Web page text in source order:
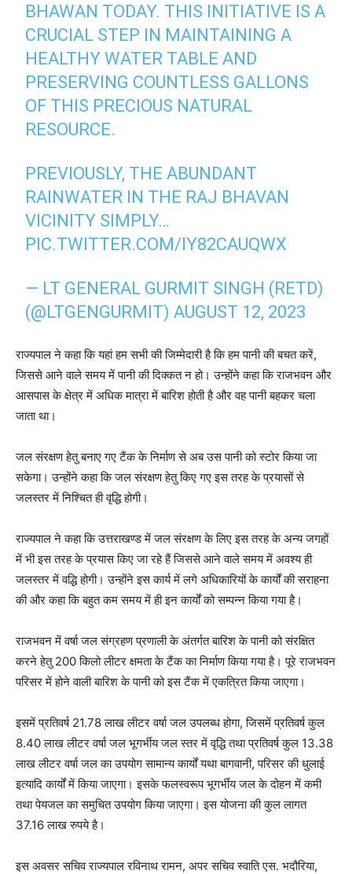
BHAWAN TODAY. THIS INITIATIVE IS A
CRUCIAL STEP IN MAINTAINING A
HEALTHY WATER TABLE AND
PRESERVING COUNTLESS GALLONS
OF THIS PRECIOUS NATURAL
RESOURCE.
PREVIOUSLY, THE ABUNDANT
RAINWATER IN THE RAJ BHAVAN
VICINITY SIMPLY…
PIC.TWITTER.COM/IY82CAUQWX
— LT GENERAL GURMIT SINGH (RETD)
(@LTGENGURMIT)AUGUST 12, 2023
राज्यपाल ने कहा कि यहां हम सभी की जिम्मेदारी है कि हम पानी की बचत करें,
जिससे आने वाले समय में पानी की दिक्कत न हो। उन्होंने कहा कि राजभवन और
आसपास के क्षेत्र में अधिक मात्रा में बारिश होती है और वह पानी बहकर चला
जाता था।
जल संरक्षण हेतु बनाए गए टैंक के निर्माण से अब उस पानी को स्टोर किया जा
सकेगा। उन्होंने कहा कि जल संरक्षण हेतु किए गए इस तरह के प्रयासों से
जलस्तर में निश्चित ही वृद्धि होगी।
राज्यपाल ने कहा कि उत्तराखण्ड में जल संरक्षण के लिए इस तरह के अन्य जगहों
में भी इस तरह के प्रयास किए जा रहे हैं जिससे आने वाले समय में अवश्य ही
जलस्तर में वद्धि होगी। उन्होंने इस कार्य में लगे अधिकारियों के कार्यों की सराहना
की और कहा कि बहुत कम समय में ही इन कार्यों को सम्पन्न किया गया है।
राजभवन में वर्षा जल संग्रहण प्रणाली के अंतर्गत बारिश के पानी को संरक्षित
करने हेतु 200 किलो लीटर क्षमता के टैंक का निर्माण किया गया है। पूरे राजभवन
परिसर में होने वाली बारिश के पानी को इस टैंक में एकत्रित किया जाएगा।
इसमें प्रतिवर्ष 21.78 लाख लीटर वर्षा जल उपलब्ध होगा, जिसमें प्रतिवर्ष कुल
8.40 लाख लीटर वर्षा जल भूगर्भीय जल स्तर में वृद्धि तथा प्रतिवर्ष कुल 13.38
लाख लीटर वर्षा जल का उपयोग सामान्य कार्यों यथा बागवानी, परिसर की धुलाई
इत्यादि कार्यों में किया जाएगा। इसके फलस्वरूप भूगर्भीय जल के दोहन में कमी
तथा पेयजल का समुचित उपयोग किया जाएगा। इस योजना की कुल लागत
37.16 लाख रुपये है।
इस अवसर सचिव राज्यपाल रविनाथ रामन, अपर सचिव स्वाति एस. भदौरिया,